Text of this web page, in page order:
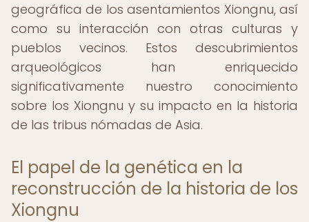
geográfica de los asentamientos Xiongnu, así
como su interacción con otras culturas y
pueblos vecinos. Estos descubrimientos
arqueológicos han enriquecido
significativamente nuestro conocimiento
sobre los Xiongnu y su impacto en la historia
de las tribus nómadas de Asia.
El papel de la genética en la
reconstrucción de la historia de los
Xiongnu